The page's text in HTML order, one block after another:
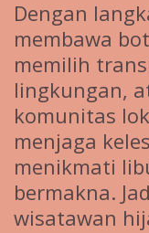
Dengan
membawa
memilih
lingkungan,
komunitas
menjaga
menikmati
bermakna.
wisatawan